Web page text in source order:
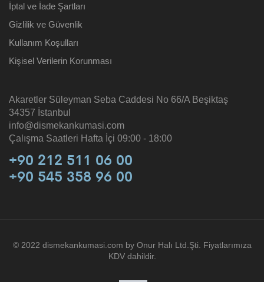
İptal ve İade Şartları
Gizlilik ve Güvenlik
Kullanım Koşulları
Kişisel Verilerin Korunması
Akaretler Süleyman Seba Caddesi No 66/A Beşiktaş
34357 İstanbul
info@dismekankumasi.com
Çalışma Saatleri Hafta İçi 09:00 - 18:00
+90 212 511 06 00
+90 545 358 96 00
© 2022 dismekankumasi.com by Onur Halı Ltd.Şti. Fiyatlarımıza
KDV dahildir.